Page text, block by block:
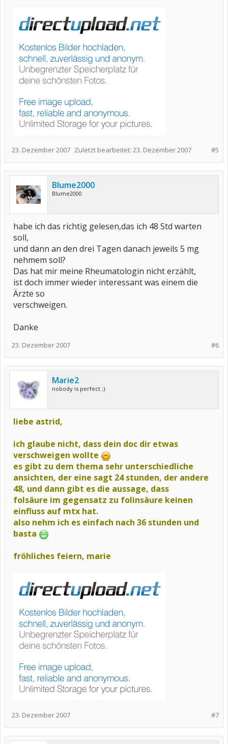
#5
23. Dezember 2007 Zuletzt bearbeitet: 23. Dezember 2007
Blume2000
Blume2000
habe ich das richtig gelesen,das ich 48 Std warten
soll,
und dann an den drei Tagen danach jeweils 5 mg
nehmem soll?
Das hat mir meine Rheumatologin nicht erzählt,
ist doch immer wieder interessant was einem die
Ärzte so
verschweigen.
Danke
#6
23. Dezember 2007
Marie2
nobody is perfect ;)
liebe astrid,
ich glaube nicht, dass dein doc dir etwas
verschweigen wollte
es gibt zu dem thema sehr unterschiedliche
ansichten, der eine sagt 24 stunden, der andere
48, und dann gibt es die aussage, dass
folsäure im gegensatz zu folinsäure keinen
einfluss auf mtx hat.
also nehm ich es einfach nach 36 stunden und
basta
fröhliches feiern, marie
#7
23. Dezember 2007